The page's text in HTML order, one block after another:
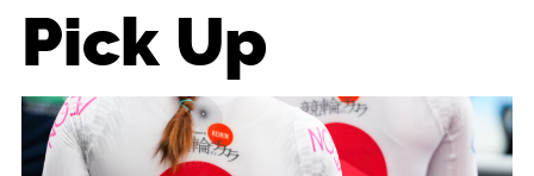
Pick Up